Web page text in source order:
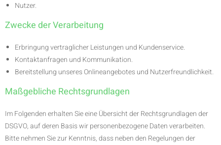
Nutzer.
Zwecke der Verarbeitung
Erbringung vertraglicher Leistungen und Kundenservice.
Kontaktanfragen und Kommunikation.
Bereitstellung unseres Onlineangebotes und Nutzerfreundlichkeit.
Maßgebliche Rechtsgrundlagen
Im Folgenden erhalten Sie eine Übersicht der Rechtsgrundlagen der
DSGVO, auf deren Basis wir personenbezogene Daten verarbeiten.
Bitte nehmen Sie zur Kenntnis, dass neben den Regelungen der